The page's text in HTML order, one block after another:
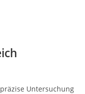
Untersuchung